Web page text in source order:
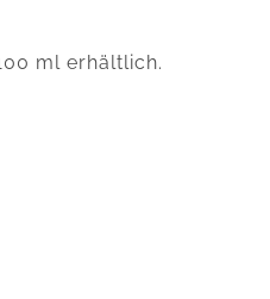
ml erhältlich.